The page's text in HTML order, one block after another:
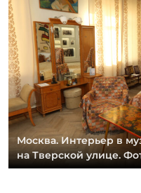
Москва. Интерьер в
на Тверской улице.